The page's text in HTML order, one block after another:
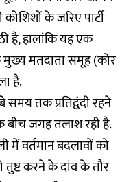
के जरिए पार्टी
है, हालांकि यह एक
मुख्य मतदाता समूह (कोर
है.
तक प्रतिद्वंदी रहने
बीच जगह तलाश रही है.
में वर्तमान बदलावों को
करने के दांव के तौर